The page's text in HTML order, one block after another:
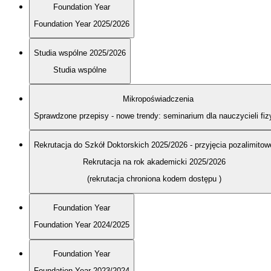
Foundation Year
Foundation Year 2025/2026
Studia wspólne 2025/2026
Studia wspólne
Mikropoświadczenia
Sprawdzone przepisy - nowe trendy: seminarium dla nauczycieli
Rekrutacja do Szkół Doktorskich 2025/2026 - przyjęcia
Rekrutacja na rok akademicki 2025/2026
(rekrutacja chroniona kodem dostępu )
Foundation Year
Foundation Year 2024/2025
Foundation Year